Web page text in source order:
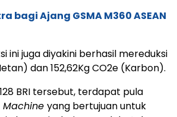
bagi Ajang GSMA M360 ASEAN
ini juga diyakini berhasil mereduksi
dan 152,62Kg CO2e (Karbon).
BRI tersebut, terdapat pula
Machine yang bertujuan untuk